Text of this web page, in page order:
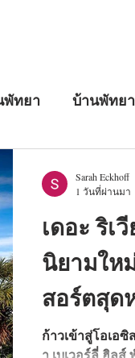
พัทยา บ้านพัทยา
นหรูพัทยา
เดอะ ริเ
นิยามให
สอร์ตสุด
ก้าวเข้าสู่โอเอ
Sarah Eckhoff
1 วันที่ผ่านมา